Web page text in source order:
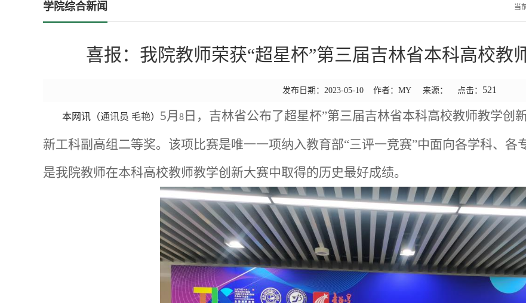
学院综合新闻 当
喜报：我院教师荣获“超星杯”第三届吉林省本科高校教
发布日期：2023-05-10 作者：MY 来源： 点击： 521
本网讯 （通讯员 毛艳） 5月 8 日，吉林省公布了超星杯”第三届吉林省本科高校教师教学创
新工科副高组二等奖。该项比赛是唯一一项纳入教育部“三评一竞赛”中面向各学科、各
是我院教师在本科高校教师教学创新大赛中取得的历史最好成绩。